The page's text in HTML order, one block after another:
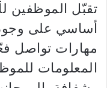
تقبّل الموظفين
أساسي على
مهارات تواصل
المعلومات